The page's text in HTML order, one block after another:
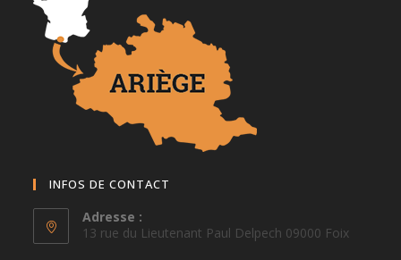
INFOS DE CONTACT
Adresse :
13 rue du Lieutenant Paul Delpech 09000 Foix